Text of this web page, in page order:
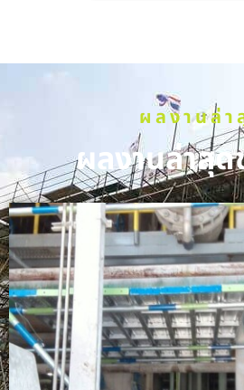
ผลงานล่า
ผลงานล่าสุด